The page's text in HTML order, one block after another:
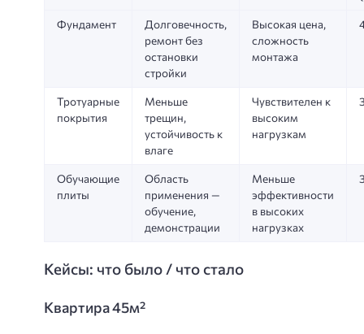
Фундамент
Долговечность,
ремонт без
остановки
стройки
Высокая цена,
сложность
монтажа
Тротуарные
покрытия
Меньше
трещин,
устойчивость к
влаге
Чувствителен к
высоким
нагрузкам
Обучающие
плиты
Область
применения —
обучение,
демонстрации
Меньше
эффективности
в высоких
нагрузках
Кейсы: что было / что стало
Квартира 45м²